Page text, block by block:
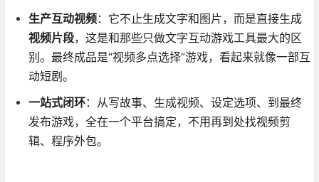
生产互动视频：它不止生成文字和图片，而是直接生成
视频片段，这是和那些只做文字互动游戏工具最大的区
别。最终成品是“视频多点选择”游戏，看起来就像一部互
动短剧。
一站式闭环：从写故事、生成视频、设定选项、到最终
发布游戏，全在一个平台搞定，不用再到处找视频剪
辑、程序外包。